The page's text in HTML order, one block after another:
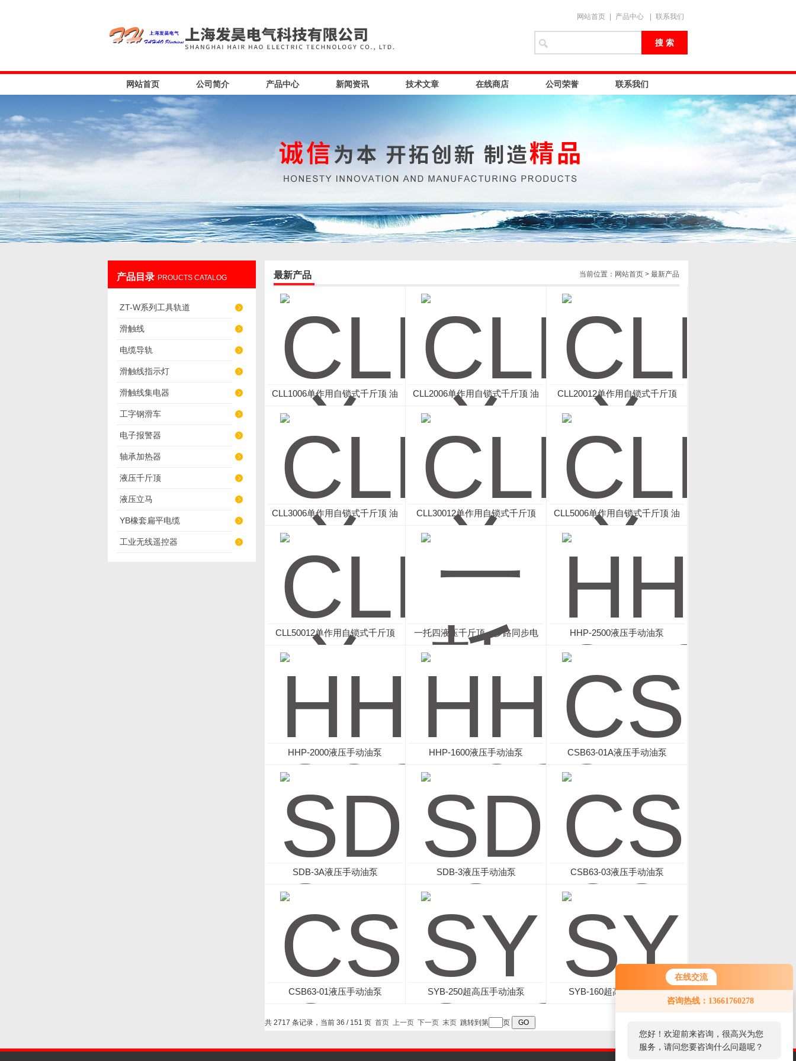
在线交流
咨询热线：13661760278
您好！欢迎前来咨询，很高兴为您
服务，请问您要咨询什么问题呢？
网站首页 产品中心 联系我们
网站首页 公司简介 产品中心 新闻资讯 技术文章 在线商店 公司荣誉 联系我们
产品目录 PROUCTS CATALOG
ZT-W系列工具轨道
滑触线
电缆导轨
滑触线指示灯
滑触线集电器
工字钢滑车
电子报警器
轴承加热器
液压千斤顶
液压立马
YB橡套扁平电缆
工业无线遥控器
当前位置： 网站首页 > 最新产品
最新产品
CLL1006单作用自锁式千斤顶 油
CLL2006单作用自锁式千斤顶 油
CLL20012单作用自锁式千斤顶
油泵
CLL3006单作用自锁式千斤顶 油
CLL30012单作用自锁式千斤顶
油泵
CLL5006单作用自锁式千斤顶 油
CLL50012单作用自锁式千斤顶
油泵
一托四液压千斤顶、多路同步电
油泵
HHP-2500液压手动油泵
HHP-2000液压手动油泵 HHP-1600液压手动油泵 CSB63-01A液压手动油泵
SDB-3A液压手动油泵 SDB-3液压手动油泵 CSB63-03液压手动油泵
CSB63-01液压手动油泵 SYB-250超高压手动油泵 SYB-160超高压手动油泵
共 2717 条记录，当前 36 / 151 页 首页 上一页 下一页 末页 跳转到第 页